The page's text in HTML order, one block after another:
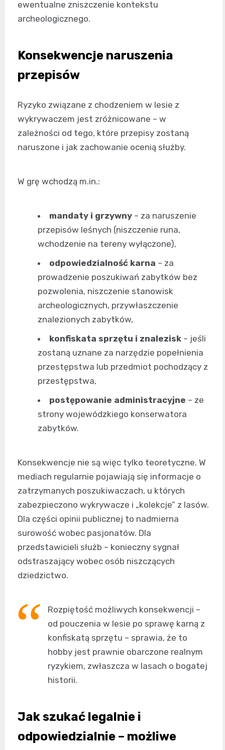
ewentualne zniszczenie kontekstu
archeologicznego.
Konsekwencje naruszenia
przepisów
Ryzyko związane z chodzeniem w lesie z
wykrywaczem jest zróżnicowane – w
zależności od tego, które przepisy zostaną
naruszone i jak zachowanie ocenią służby.
W grę wchodzą m.in.:
mandaty i grzywny – za naruszenie
przepisów leśnych (niszczenie runa,
wchodzenie na tereny wyłączone),
odpowiedzialność karna – za
prowadzenie poszukiwań zabytków bez
pozwolenia, niszczenie stanowisk
archeologicznych, przywłaszczenie
znalezionych zabytków,
konfiskata sprzętu i znalezisk – jeśli
zostaną uznane za narzędzie popełnienia
przestępstwa lub przedmiot pochodzący z
przestępstwa,
postępowanie administracyjne – ze
strony wojewódzkiego konserwatora
zabytków.
Konsekwencje nie są więc tylko teoretyczne. W
mediach regularnie pojawiają się informacje o
zatrzymanych poszukiwaczach, u których
zabezpieczono wykrywacze i „kolekcje” z lasów.
Dla części opinii publicznej to nadmierna
surowość wobec pasjonatów. Dla
przedstawicieli służb – konieczny sygnał
odstraszający wobec osób niszczących
dziedzictwo.
Rozpiętość możliwych konsekwencji –
od pouczenia w lesie po sprawę karną z
konfiskatą sprzętu – sprawia, że to
hobby jest prawnie obarczone realnym
ryzykiem, zwłaszcza w lasach o bogatej
historii.
Jak szukać legalnie i
odpowiedzialnie – możliwe